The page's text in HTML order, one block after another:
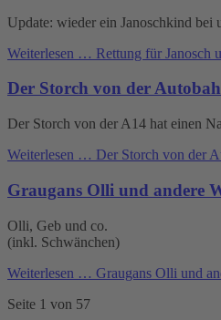
Update: wieder ein Janoschkind bei
Weiterlesen … Rettung für Janosch
Der Storch von der
Der Storch von der A14 hat einen
Weiterlesen … Der Storch von der
Graugans Olli und andere
Olli, Geb und co.
(inkl. Schwänchen)
Weiterlesen … Graugans Olli und
Seite 1 von 57